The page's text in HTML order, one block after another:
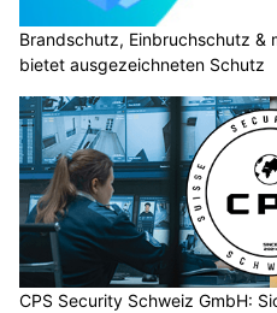
Brandschutz, Einbruchschutz &
bietet ausgezeichneten Schutz
CPS Security Schweiz GmbH: